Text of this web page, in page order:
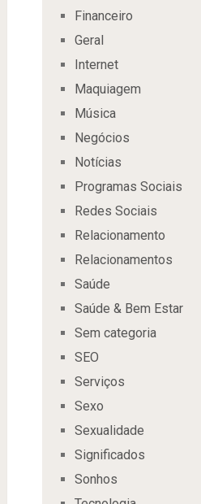
Financeiro
Geral
Internet
Maquiagem
Música
Negócios
Notícias
Programas Sociais
Redes Sociais
Relacionamento
Relacionamentos
Saúde
Saúde & Bem Estar
Sem categoria
SEO
Serviços
Sexo
Sexualidade
Significados
Sonhos